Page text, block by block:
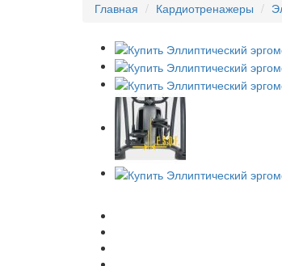
Главная
Кардиотренажеры